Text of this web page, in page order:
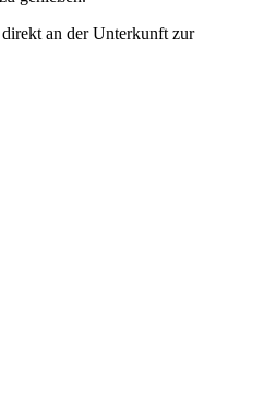
direkt an der Unterkunft zur